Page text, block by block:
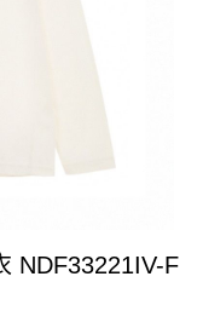
NDF33221IV-F